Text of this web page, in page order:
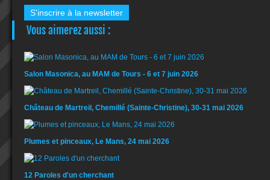
S'inscrire à la newsletter
Vous aimerez aussi :
Salon Masonica, au MAM de Tours - 6 et 7 juin 2026
Château de Martreil, Chemillé (Sainte-Christine), 30-31 mai 2026
Plumes et pinceaux, Le Mans, 24 mai 2026
12 Paroles d'un cherchant